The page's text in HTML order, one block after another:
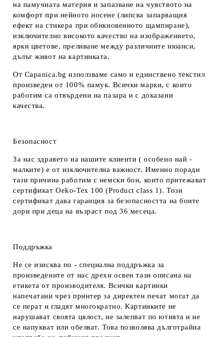
на памучната материя и запазване на чувството на
комфорт при нейното носене (липсва запарващия
ефект на стикера при обикновенното щампиране),
изключително високото качество на изображението,
ярки цветове, преливане между различните нюанси,
дълъг живот на картинката.
От Capanica.bg използваме само и единствено текстил
произведен от 100% памук. Всички марки, с които
работим са отвърдени на пазара и с доказани
качества.
Безопасност
За нас здравето на нашите клиенти ( особено най -
малките) е от изключителна важност. Именно поради
тази причина работим с немски бои, които притежават
сертификат Oeko-Tex 100 (Product class 1). Този
сертификат дава гаранция за безопасността на боите
дори при деца на възраст под 36 месеца.
Поддръжка
Не се изисква по - специална поддръжка за
произведените от нас дрехи освен тази описана на
етикета от производителя. Всички картинки
напечатани чрез принтер за директен печат могат да
се перат и гладят многократно. Картинките не
нарушават своята цялост, не залепват по ютията и не
се напукват или обелват. Това позволява дълготрайна